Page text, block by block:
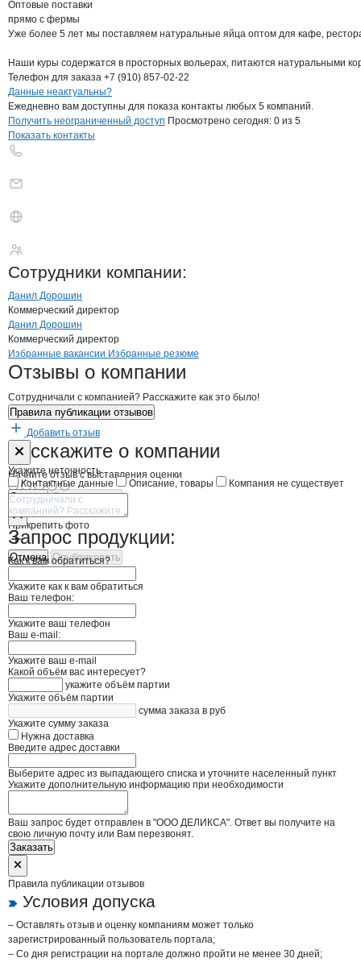
Оптовые поставки
прямо с фермы
Уже более 5 лет мы поставляем натуральные яйца оптом для кафе,
Наши куры содержатся в просторных вольерах, питаются натуральными
Телефон для заказа +7 (910) 857-02-22
Контактыкомпании
+7(800)000-00-..
Данные неактуальны?
Ежедневно вам доступны для показа контакты любых 5 компаний.
Получить неограниченный доступ Просмотрено сегодня: 0 из 5
Показать контакты
Сотрудники компании:
Данил Дорошин
Коммерческий директор
Данил Дорошин
Коммерческий директор
Брендыкомпани ДЕЛИКСА
Вакансии вДЕЛИКСА
Избранные вакансии Избранные резюме
Новости oДЕЛИКСА, ООО
Отзывы о компании
Сотрудничали с компанией? Расскажите как это было!
Правила публикации отзывов
Добавить отзыв
Расскажите о компании
Начните отзыв с выставления оценки
Прикрепить фото
Отмена Опубликовать
Форма обратной связи о неточностях
Укажите неточность
Контактные данные
Описание, товары Компания не существует
Отмена Опубликовать
Запрос продукции:
Как к вам обратиться?
Укажите как к вам обратиться
Ваш телефон:
Укажите ваш телефон
Ваш e-mail:
Укажите ваш e-mail
Какой объём вас интересует?
укажите объём партии
Укажите объём партии
сумма заказа в руб
Укажите сумму заказа
Нужна доставка
Введите адрес доставки
Выберите адрес из выпадающего списка и уточните населенный пункт
Укажите дополнительную информацию при необходимости
Ваш запрос будет отправлен в "ООО ДЕЛИКСА". Ответ вы получите на
свою личную почту или Вам перезвонят.
Заказать
Правила публикации отзывов
Условия допуска
– Оставлять отзыв и оценку компаниям может только
зарегистрированный пользователь портала;
– Со дня регистрации на портале должно пройти не менее 30 дней;